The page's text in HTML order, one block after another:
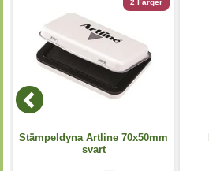
2 Färger
Stämpeldyna Artline 70x50mm
svart